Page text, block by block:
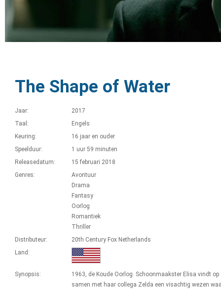
The Shape of Water
Jaar:
2017
Taal:
Engels
Keuring:
16 jaar en ouder
Speelduur:
1 uur 59 minuten
Releasedatum:
15 februari 2018
Genres:
Avontuur
Drama
Fantasy
Oorlog
Romantiek
Thriller
Distributeur:
20th Century Fox Netherlands
Land:
Synopsis:
1963, de Koude Oorlog. Schoonmaakster Elisa vindt op
samen met haar collega Zelda een visachtig wezen